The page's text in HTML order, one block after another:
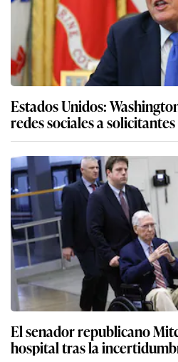
Estados Unidos:
redes sociales a
El senador republicano
hospital tras la